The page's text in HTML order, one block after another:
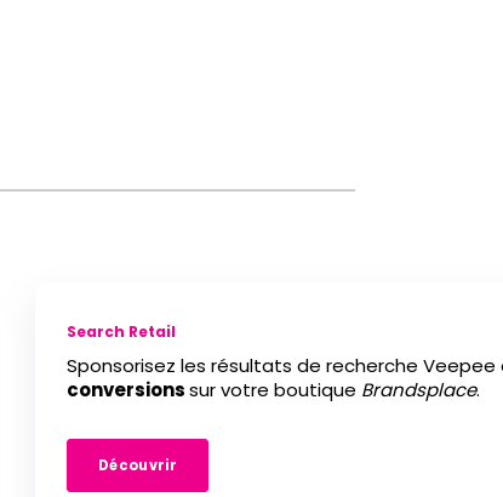
Search Retail
Sponsorisez les résultats de recherche Veepee
conversionssur votre boutique Brandsplace.
Découvrir